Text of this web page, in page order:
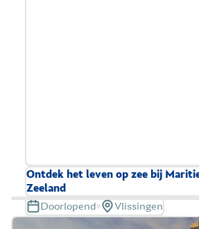
Ontdek het leven op zee bij
Zeeland
Doorlopend
Vlissingen